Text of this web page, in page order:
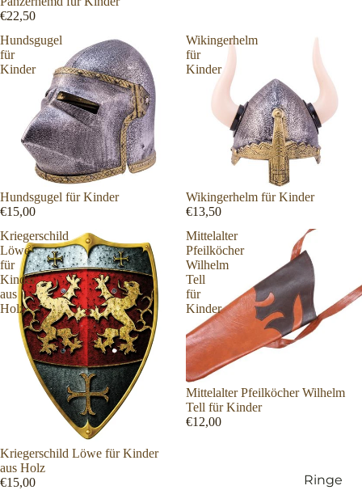
Ringe
€22,50
Hundsgugel
für
Kinder
Hundsgugel für Kinder
€15,00
Wikingerhelm
für
Kinder
Wikingerhelm für Kinder
€13,50
Kriegerschild
Löwe
für
Kinder
aus
Holz
Kriegerschild Löwe für Kinder
aus Holz
€15,00
Mittelalter
Pfeilköcher
Wilhelm
Tell
für
Kinder
Mittelalter Pfeilköcher Wilhelm
Tell für Kinder
€12,00